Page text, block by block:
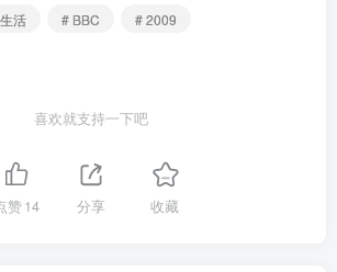
活 # BBC
# 2009
喜欢就支持一下吧
赞14 分享 收藏